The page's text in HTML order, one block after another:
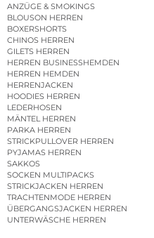
ANZÜGE & SMOKINGS
BLOUSON HERREN
BOXERSHORTS
CHINOS HERREN
GILETS HERREN
HERREN BUSINESSHEMDEN
HERREN HEMDEN
HERRENJACKEN
HOODIES HERREN
LEDERHOSEN
MÄNTEL HERREN
PARKA HERREN
STRICKPULLOVER HERREN
PYJAMAS HERREN
SAKKOS
SOCKEN MULTIPACKS
STRICKJACKEN HERREN
TRACHTENMODE HERREN
ÜBERGANGSJACKEN HERREN
UNTERWÄSCHE HERREN